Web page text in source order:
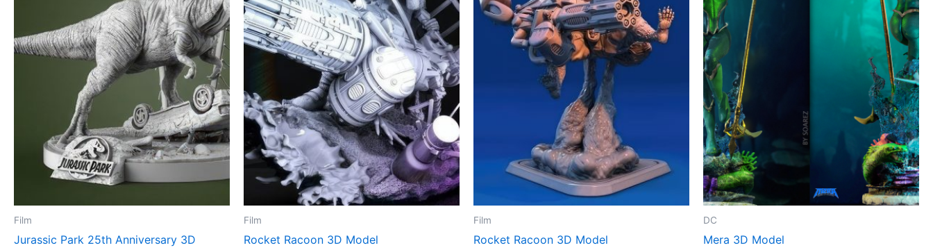
Film
Jurassic Park 25th Anniversary 3D
Film
Rocket Racoon 3D Model
Film
Rocket Racoon 3D Model
DC
Mera 3D Model